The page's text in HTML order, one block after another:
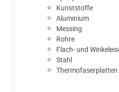
Kunststoffe
Aluminium
Messing
Rohre
Flach- und
Stahl
Thermofaserplatten